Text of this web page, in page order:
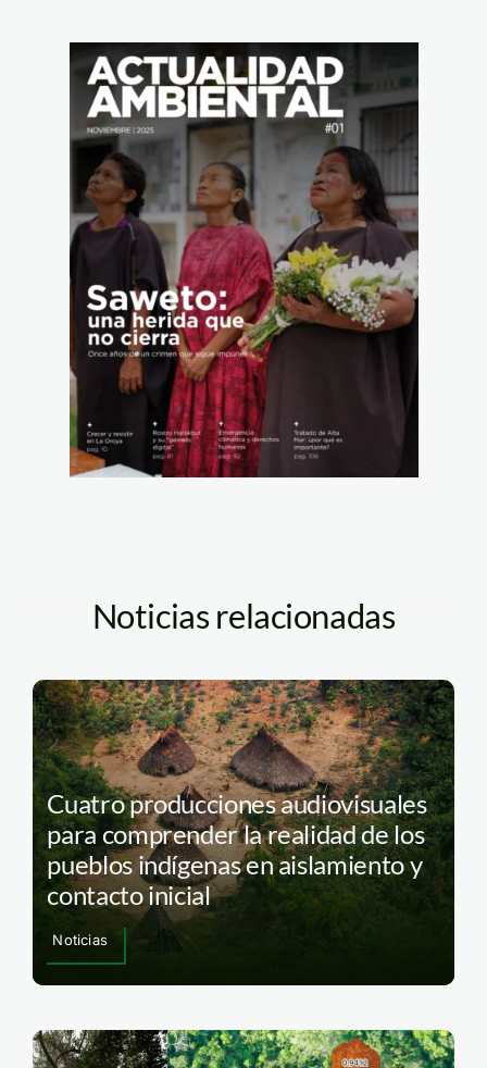
Noticias relacionadas
Cuatro producciones audiovisuales
para comprender la realidad de los
pueblos indígenas en aislamiento y
contacto inicial
Noticias